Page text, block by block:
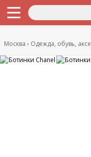
Москва Одежда, обувь,